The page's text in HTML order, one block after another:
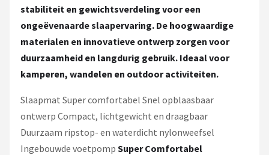
stabiliteit en gewichtsverdeling voor een
ongeëvenaarde slaapervaring. De hoogwaardige
materialen en innovatieve ontwerp zorgen voor
duurzaamheid en langdurig gebruik. Ideaal voor
kamperen, wandelen en outdoor activiteiten.
Slaapmat Super comfortabel Snel opblaasbaar
ontwerp Compact, lichtgewicht en draagbaar
Duurzaam ripstop- en waterdicht nylonweefsel
Ingebouwde voetpomp Super Comfortabel